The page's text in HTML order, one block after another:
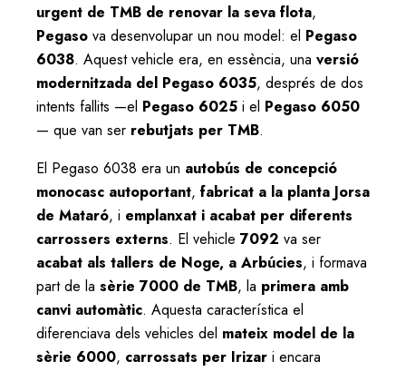
urgent de TMB de renovar la seva flota,
Pegaso va desenvolupar un nou model: el Pegaso
6038. Aquest vehicle era, en essència, una versió
modernitzada del Pegaso 6035, després de dos
intents fallits —el Pegaso 6025 i el Pegaso 6050
— que van ser rebutjats per TMB.
El Pegaso 6038 era un autobús de concepció
monocasc autoportant, fabricat a la planta Jorsa
de Mataró, i emplanxat i acabat per diferents
carrossers externs. El vehicle 7092 va ser
acabat als tallers de Noge, a Arbúcies, i formava
part de la sèrie 7000 de TMB, la primera amb
canvi automàtic. Aquesta característica el
diferenciava dels vehicles del mateix model de la
sèrie 6000, carrossats per Irizar i encara